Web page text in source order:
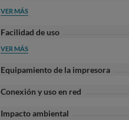
VER MÁS
Facilidad de uso
VER MÁS
Equipamiento de la impresora
Conexión y uso en red
Impacto ambiental